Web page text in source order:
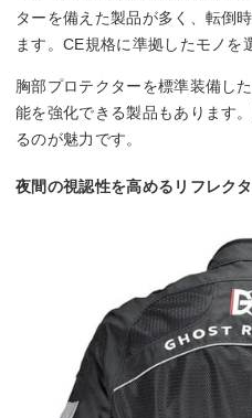
ターを備えた製品が多く、転倒
ます。CE規格に準拠したモノを
胸部プロテクターを標準装備し
能を強化できる製品もあります
るのが魅力です。
夜間の視認性を高めるリフレク